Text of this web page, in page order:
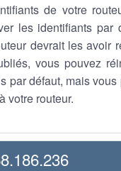
de votre
les identifiants
devrait les avoir
vous pouvez
par défaut, mais
votre routeur.